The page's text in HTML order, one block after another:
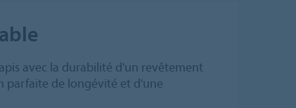
avec la durabilité d'un revêtement
parfaite de longévité et d'une